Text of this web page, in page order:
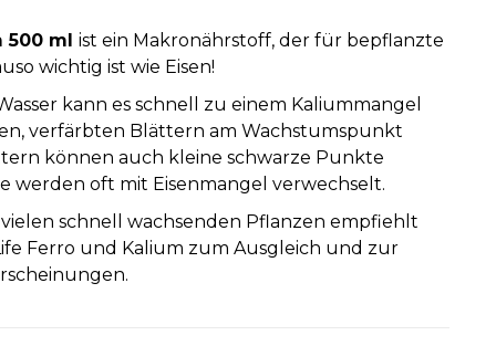
500 ml ist ein Makronährstoff, der für bepflanzte
wichtig ist wie Eisen!
kann es schnell zu einem Kaliummangel
verfärbten Blättern am Wachstumspunkt
können auch kleine schwarze Punkte
werden oft mit Eisenmangel verwechselt.
schnell wachsenden Pflanzen empfiehlt
Ferro und Kalium zum Ausgleich und zur